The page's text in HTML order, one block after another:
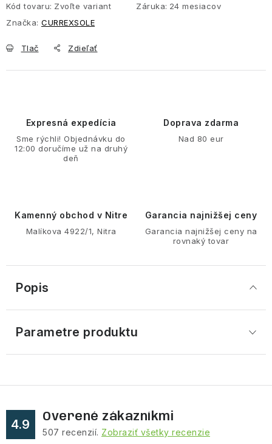
Kód tovaru: Zvoľte variant Záruka: 24 mesiacov
Značka: CURREXSOLE
Tlač Zdieľať
Expresná expedícia
Sme rýchli! Objednávku do
12:00 doručíme už na druhý
deň
Doprava zdarma
Nad 80 eur
Kamenný obchod v Nitre
Malíkova 4922/1, Nitra
Garancia najnižšej ceny
Garancia najnižšej ceny na
rovnaký tovar
Popis
Parametre produktu
4.9
Overené zákazníkmi
507 recenzií. Zobraziť všetky recenzie